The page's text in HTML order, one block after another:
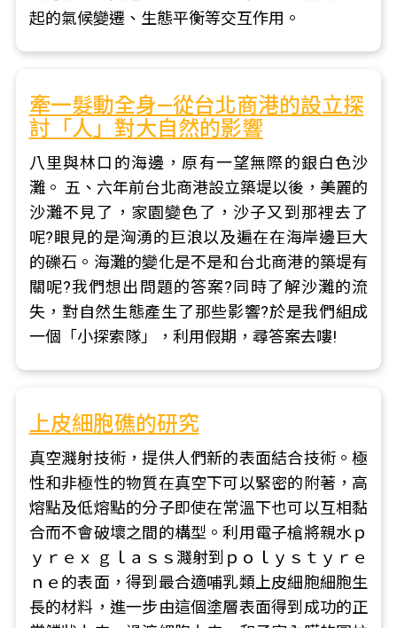
起的氣候變遷、生態平衡等交互作用。
牽一髮動全身—從台北商港的設立探
討「人」對大自然的影響
八里與林口的海邊，原有一望無際的銀白色沙
灘。 五、六年前台北商港設立築堤以後，美麗的
沙灘不見了，家園變色了，沙子又到那裡去了
呢?眼見的是洶湧的巨浪以及遍在在海岸邊巨大
的礫石。海灘的變化是不是和台北商港的築堤有
關呢?我們想出問題的答案?同時了解沙灘的流
失，對自然生態產生了那些影響?於是我們組成
一個「小探索隊」，利用假期，尋答案去嘍!
上皮細胞礁的研究
真空濺射技術，提供人們新的表面結合技術。極
性和非極性的物質在真空下可以緊密的附著，高
熔點及低熔點的分子即使在常溫下也可以互相黏
合而不會破壞之間的構型。利用電子槍將親水ｐ
ｙｒｅｘ ｇｌａｓｓ濺射到ｐｏｌｙｓｔｙｒｅ
ｎｅ的表面，得到最合適哺乳類上皮細胞細胞生
長的材料，進一步由這個塗層表面得到成功的正